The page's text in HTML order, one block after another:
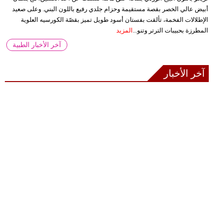
أبيض عالي الخصر بقصة مستقيمة وحزام جلدي رفيع باللون البني. وعلى صعيد
الإطلالات الفخمة، تألقت بفستان أسود طويل تميز بقصّة الكورسيه العلوية
المطرزة بحبيبات الترتر وتنو... المزيد
آخر الأخبار الطبية
آخر الأخبار